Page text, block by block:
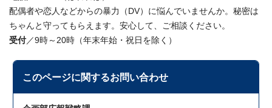
配偶者や恋人などからの暴力（DV）に悩んでいませんか。秘密は
ちゃんと守ってもらえます。安心して、ご相談ください。
受付／9時～20時（年末年始・祝日を除く）
このページに関するお問い合わせ